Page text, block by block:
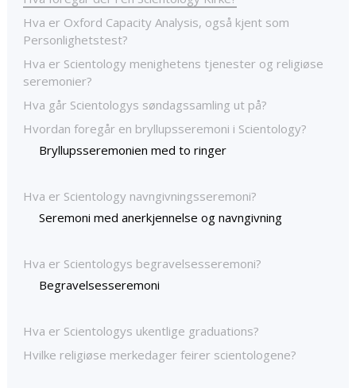
Hva er Oxford Capacity Analysis, også kjent som
Personlighetstest?
Hva er Scientology menighetens tjenester og religiøse
seremonier?
Hva går Scientologys søndagssamling ut på?
Hvordan foregår en bryllupsseremoni i Scientology?
Bryllupsseremonien med to ringer
Hva er Scientology navngivningsseremoni?
Seremoni med anerkjennelse og navngivning
Hva er Scientologys begravelsesseremoni?
Begravelsesseremoni
Hva er Scientologys ukentlige graduations?
Hvilke religiøse merkedager feirer scientologene?